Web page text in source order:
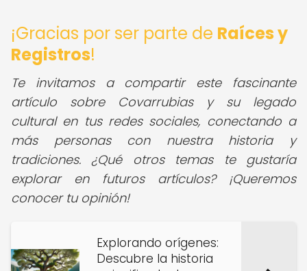
¡Gracias por ser parte de Raíces y
Registros!
Te invitamos a compartir este fascinante
artículo sobre Covarrubias y su legado
cultural en tus redes sociales, conectando a
más personas con nuestra historia y
tradiciones. ¿Qué otros temas te gustaría
explorar en futuros artículos? ¡Queremos
conocer tu opinión!
Explorando orígenes:
Descubre la historia